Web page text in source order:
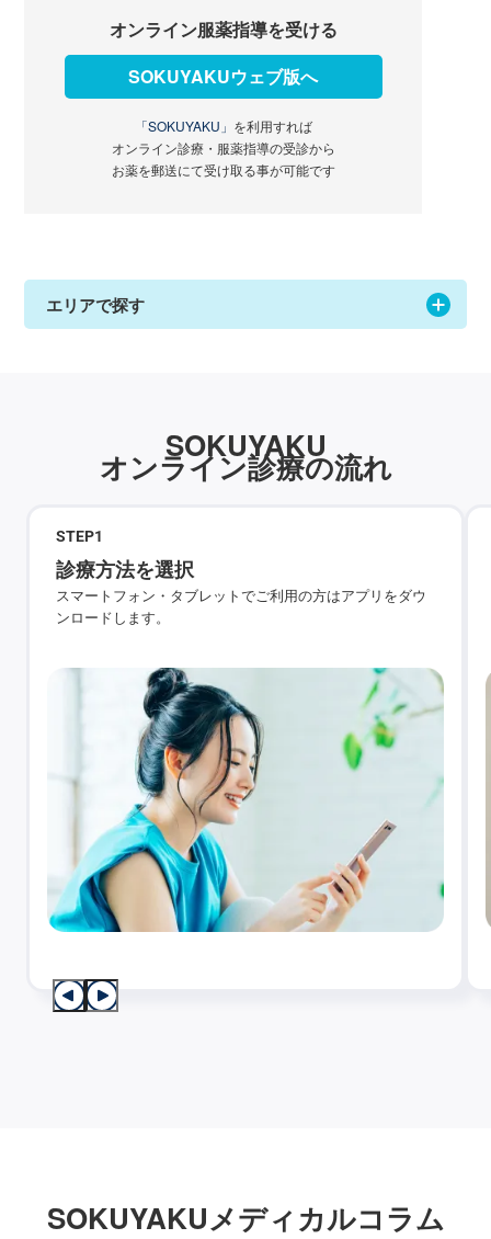
オンライン服薬指導を受ける
SOKUYAKUウェブ版へ
「SOKUYAKU」 を利用すれば
オンライン診療・服薬指導の受診から
お薬を郵送にて受け取る事が可能です
エリアで探す
SOKUYAKU
オンライン診療の流れ
STEP1
診療方法を選択
スマートフォン・タブレットでご利用の方はアプリをダウ
ンロードします。
SOKUYAKUメディカルコラム